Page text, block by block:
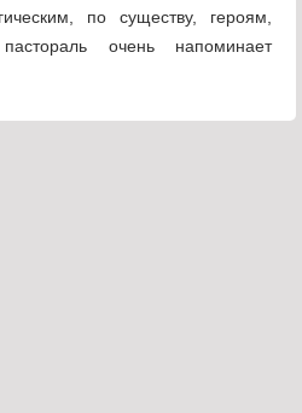
по существу, героям,
очень напоминает